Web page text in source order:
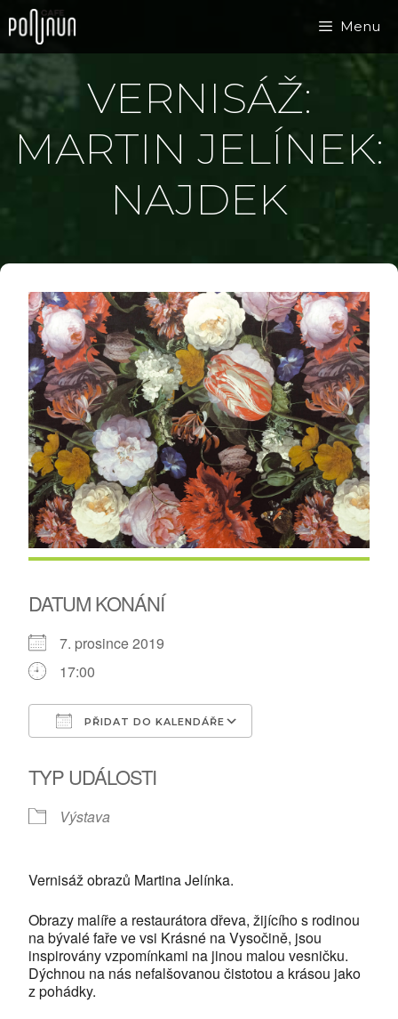
Přeskočit
na
obsah
Menu
VERNISÁŽ:
MARTIN JELÍNEK:
NAJDEK
DATUM KONÁNÍ
7. prosince 2019
17:00
PŘIDAT DO KALENDÁŘE
TYP UDÁLOSTI
Výstava
Vernisáž obrazů Martina Jelínka.
Obrazy malíře a restaurátora dřeva, žijícího s rodinou
na bývalé faře ve vsi Krásné na Vysočině, jsou
inspirovány vzpomínkami na jinou malou vesničku.
Dýchnou na nás nefalšovanou čistotou a krásou jako
z pohádky.